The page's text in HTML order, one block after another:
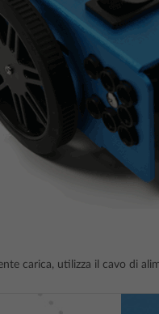
carica, utilizza il cavo di